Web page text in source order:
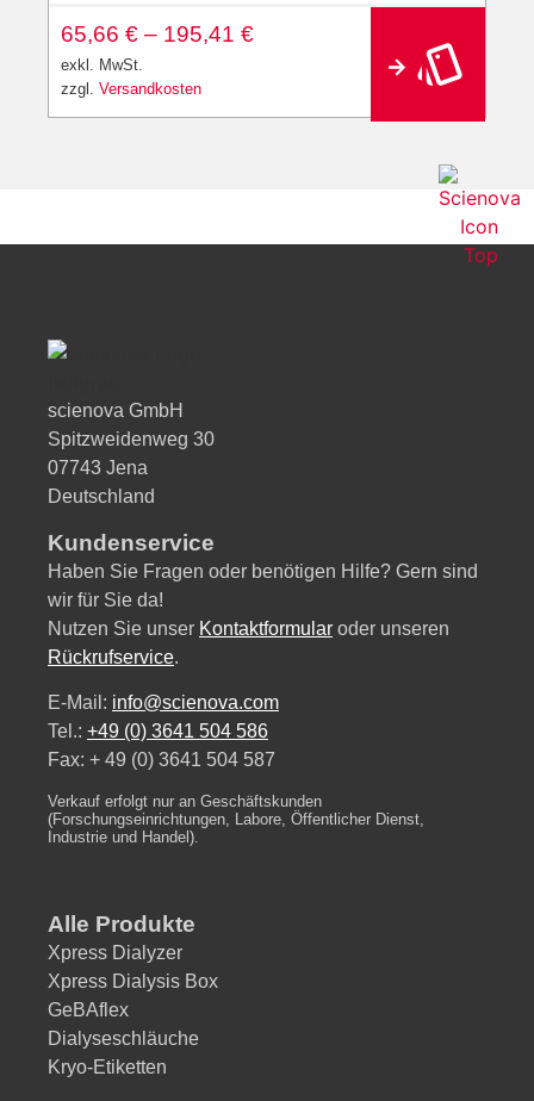
65,66 € – 195,41 €
exkl. MwSt.
zzgl. Versandkosten
scienova GmbH
Spitzweidenweg 30
07743 Jena
Deutschland
Kundenservice
Haben Sie Fragen oder benötigen Hilfe? Gern sind
wir für Sie da!
Nutzen Sie unser Kontaktformular oder unseren
Rückrufservice.
E-Mail: info@scienova.com
Tel.: +49 (0) 3641 504 586
Fax: + 49 (0) 3641 504 587
Verkauf erfolgt nur an Geschäftskunden
(Forschungseinrichtungen, Labore, Öffentlicher Dienst,
Industrie und Handel).
Alle Produkte
Xpress Dialyzer
Xpress Dialysis Box
GeBAflex
Dialyseschläuche
Kryo-Etiketten